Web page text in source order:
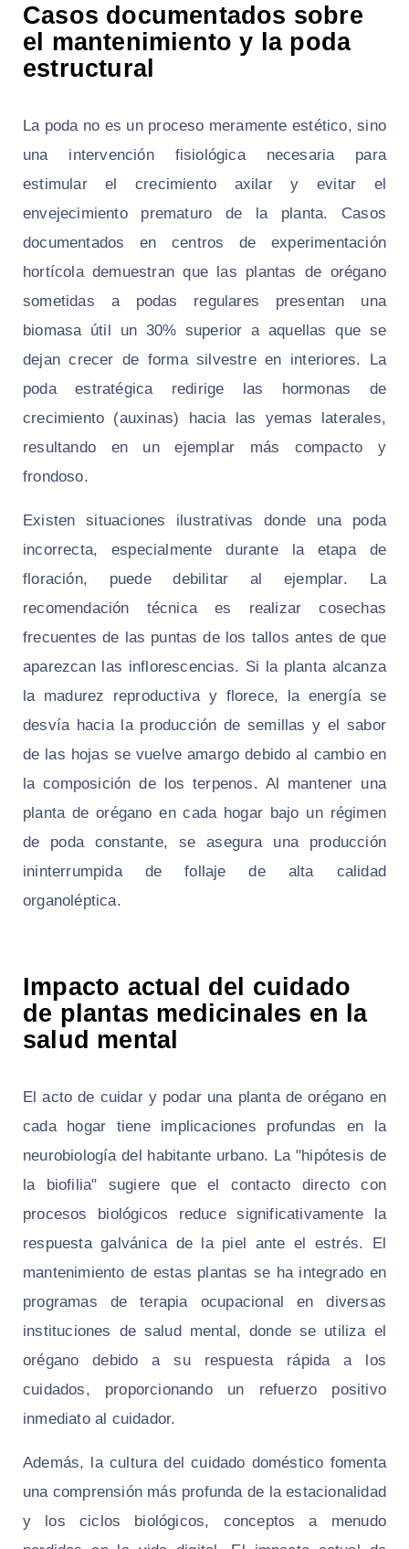
Casos documentados sobre
el mantenimiento y la poda
estructural
La poda no es un proceso meramente estético, sino
una intervención fisiológica necesaria para
estimular el crecimiento axilar y evitar el
envejecimiento prematuro de la planta. Casos
documentados en centros de experimentación
hortícola demuestran que las plantas de orégano
sometidas a podas regulares presentan una
biomasa útil un 30% superior a aquellas que se
dejan crecer de forma silvestre en interiores. La
poda estratégica redirige las hormonas de
crecimiento (auxinas) hacia las yemas laterales,
resultando en un ejemplar más compacto y
frondoso.
Existen situaciones ilustrativas donde una poda
incorrecta, especialmente durante la etapa de
floración, puede debilitar al ejemplar. La
recomendación técnica es realizar cosechas
frecuentes de las puntas de los tallos antes de que
aparezcan las inflorescencias. Si la planta alcanza
la madurez reproductiva y florece, la energía se
desvía hacia la producción de semillas y el sabor
de las hojas se vuelve amargo debido al cambio en
la composición de los terpenos. Al mantener una
planta de orégano en cada hogar bajo un régimen
de poda constante, se asegura una producción
ininterrumpida de follaje de alta calidad
organoléptica.
Impacto actual del cuidado
de plantas medicinales en la
salud mental
El acto de cuidar y podar una planta de orégano en
cada hogar tiene implicaciones profundas en la
neurobiología del habitante urbano. La "hipótesis de
la biofilia" sugiere que el contacto directo con
procesos biológicos reduce significativamente la
respuesta galvánica de la piel ante el estrés. El
mantenimiento de estas plantas se ha integrado en
programas de terapia ocupacional en diversas
instituciones de salud mental, donde se utiliza el
orégano debido a su respuesta rápida a los
cuidados, proporcionando un refuerzo positivo
inmediato al cuidador.
Además, la cultura del cuidado doméstico fomenta
una comprensión más profunda de la estacionalidad
y los ciclos biológicos, conceptos a menudo